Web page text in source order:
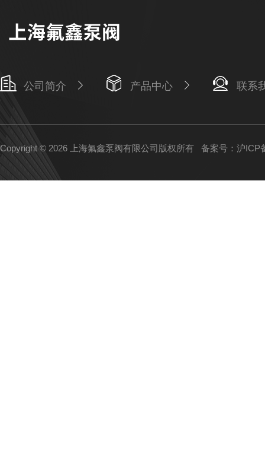
公司简介 产品中心 联系
Copyright © 2026 上海氟鑫泵阀有限公司版权所有 备案号：沪ICP